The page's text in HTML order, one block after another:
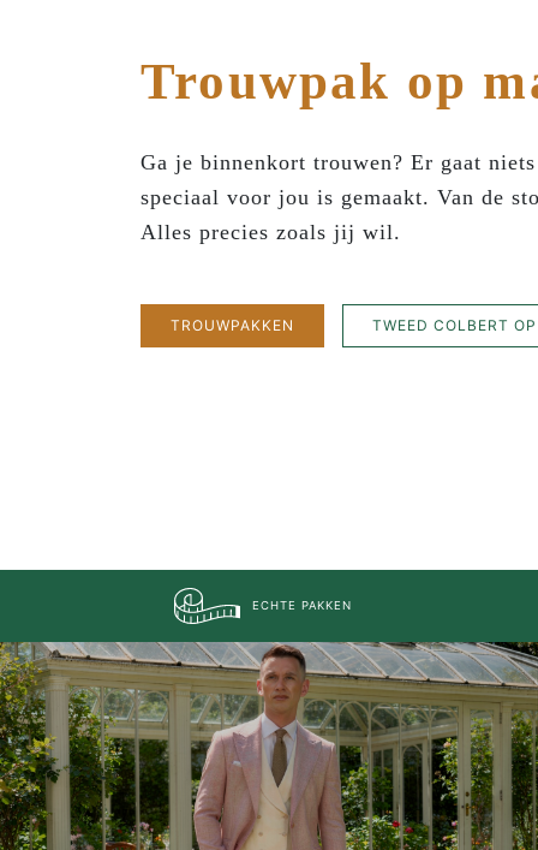
MAATPAKKEN MAKEN…
…de man
…de bruidegom
Trouwpak op
Ga je binnenkort trouwen? Er gaat
speciaal voor jou is gemaakt. Van de
Alles precies zoals jij wil.
TROUWPAKKEN TWEED COLBERT
ECHTE PAKKEN